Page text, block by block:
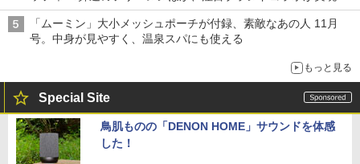
「ムーミン」大小メッシュポーチが付録、素敵なあの人 11月
号。中身が見やすく、温泉スパにも使える
もっと見る
Special Site
鳥肌ものの「DENON HOME」サウンドを体感
した！